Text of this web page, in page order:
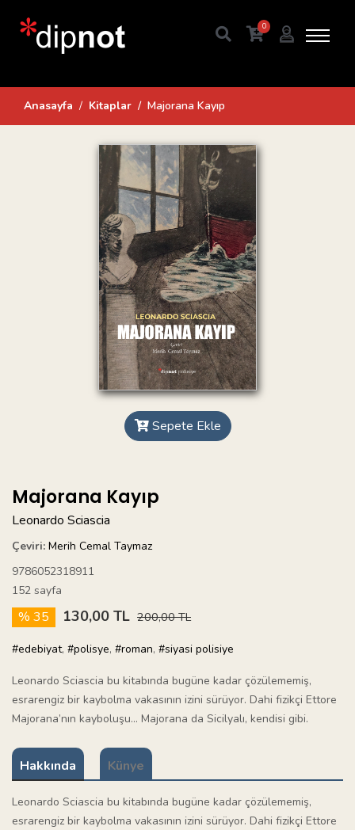
0
Anasayfa Kitaplar Majorana Kayıp
Sepete Ekle
Majorana Kayıp
Leonardo Sciascia
Çeviri: Merih Cemal Taymaz
9786052318911
152 sayfa
% 35 130,00 TL 200,00 TL
#edebiyat, #polisye, #roman, #siyasi polisiye
Leonardo Sciascia bu kitabında bugüne kadar çözülememiş,
esrarengiz bir kaybolma vakasının izini sürüyor. Dahi fizikçi Ettore
Majorana’nın kayboluşu… Majorana da Sicilyalı, kendisi gibi.
Hakkında Künye
Leonardo Sciascia bu kitabında bugüne kadar çözülememiş,
esrarengiz bir kaybolma vakasının izini sürüyor. Dahi fizikçi Ettore